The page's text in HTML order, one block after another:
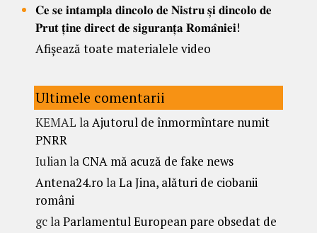
𝐂𝐞 𝐬𝐞 𝐢𝐧𝐭𝐚𝐦𝐩𝐥𝐚 𝐝𝐢𝐧𝐜𝐨𝐥𝐨 𝐝𝐞 𝐍𝐢𝐬𝐭𝐫𝐮 𝐬̦𝐢 𝐝𝐢𝐧𝐜𝐨𝐥𝐨 𝐝𝐞
𝐏𝐫𝐮𝐭 𝐭̦𝐢𝐧𝐞 𝐝𝐢𝐫𝐞𝐜𝐭 𝐝𝐞 𝐬𝐢𝐠𝐮𝐫𝐚𝐧𝐭̦𝐚 𝐑𝐨𝐦𝐚̂𝐧𝐢𝐞𝐢!
Afișează toate materialele video
Ultimele comentarii
KEMAL laAjutorul de înmormîntare numit
PNRR
Iulianla CNA mă acuză de fake news
Antena24.ro laLa Jina, alături de ciobanii
români
gclaParlamentul European pare obsedat de